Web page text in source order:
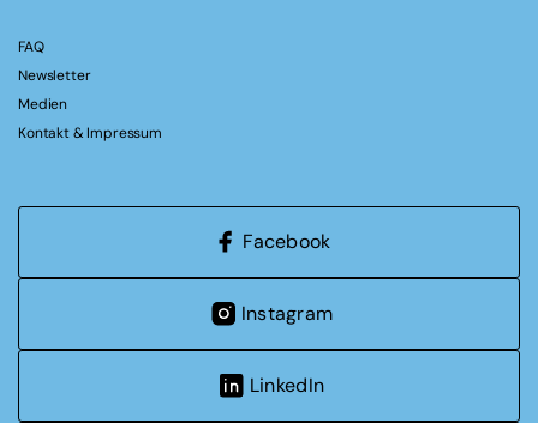
FAQ
Newsletter
Medien
Kontakt & Impressum
Facebook
Instagram
LinkedIn